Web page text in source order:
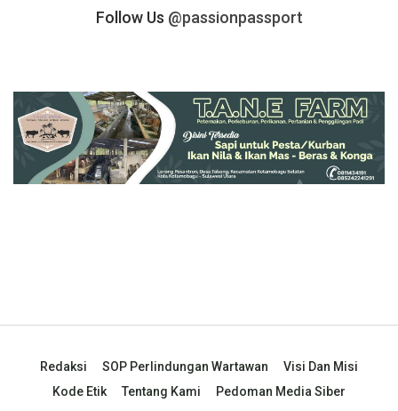
Follow Us @passionpassport
Redaksi SOP Perlindungan Wartawan
Visi Dan Misi
Kode Etik
Tentang Kami
Pedoman Media Siber